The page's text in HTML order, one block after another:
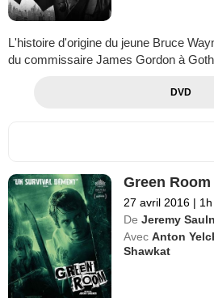
L'histoire d'origine du jeune Bruce
du commissaire James Gordon à
DVD
Green Room
27 avril 2016 |
De Jeremy
Avec Anton
Shawkat